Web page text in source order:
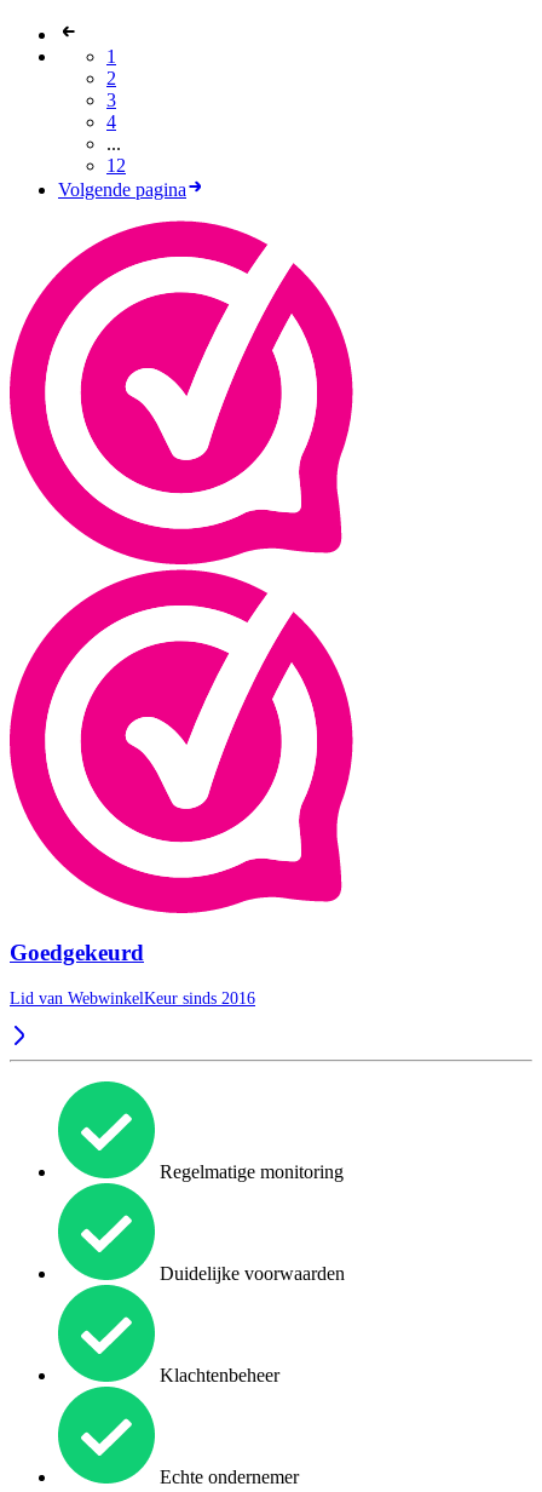
1
2
3
4
...
12
Volgende pagina
Goedgekeurd
Lid van WebwinkelKeur sinds 2016
Regelmatige monitoring
Duidelijke voorwaarden
Klachtenbeheer
Echte ondernemer